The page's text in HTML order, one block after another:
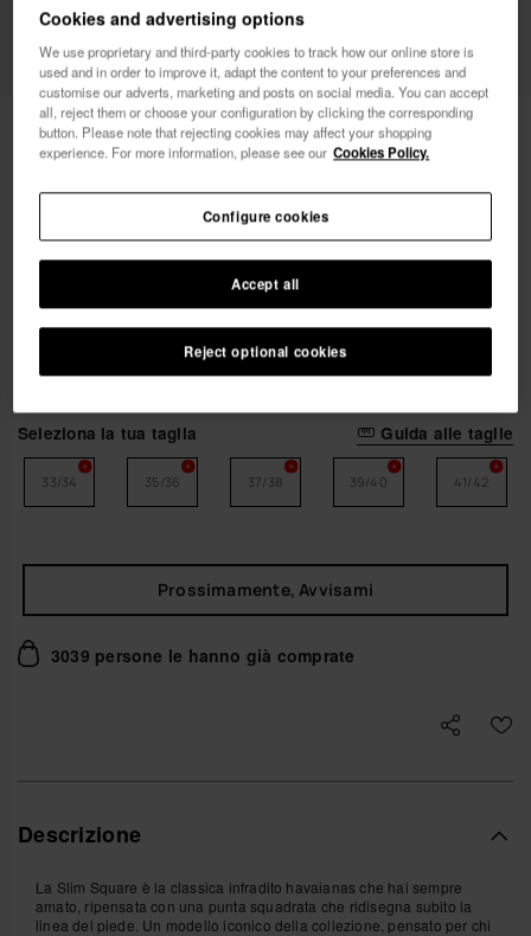
Havaianas Square 30,00 €
Seleziona la tua taglia Guida alle taglie
33/34 35/36 37/38 39/40 41/42
Prossimamente, Avvisami
3039 persone le hanno già comprate
Descrizione
La Slim Square è la classica infradito havaianas che hai sempre
amato, ripensata con una punta squadrata che ridisegna subito la
linea del piede. Un modello iconico della collezione, pensato per chi
voglio un 10% di sconto
Cookies and advertising options
We use proprietary and third-party cookies to track how our online store is
used and in order to improve it, adapt the content to your preferences and
customise our adverts, marketing and posts on social media. You can accept
all, reject them or choose your configuration by clicking the corresponding
button. Please note that rejecting cookies may affect your shopping
experience. For more information, please see our Cookies Policy.
Reject optional cookies
Accept all
Configure cookies